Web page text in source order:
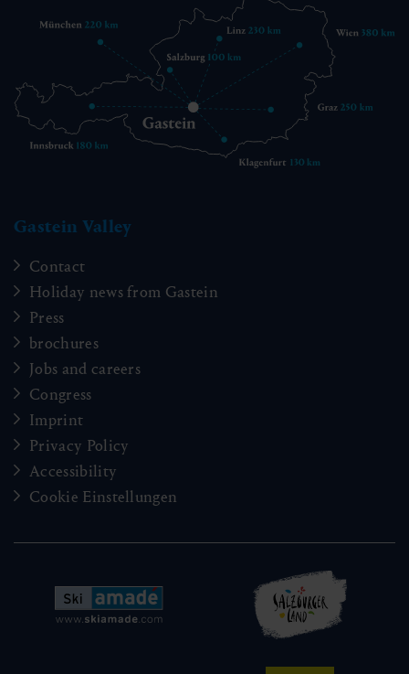
Gastein Valley
Contact
Holiday news from Gastein
Press
brochures
Jobs and careers
Congress
Imprint
Privacy Policy
Accessibility
Cookie Einstellungen